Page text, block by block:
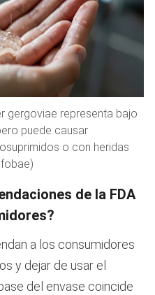
gergoviae representa bajo
puede causar
o con heridas
de la FDA
a los consumidores
y dejar de usar el
del envase coincide